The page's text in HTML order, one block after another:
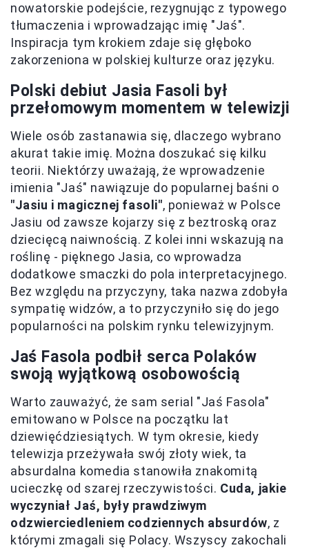
nowatorskie podejście, rezygnując z typowego
tłumaczenia i wprowadzając imię "Jaś".
Inspiracja tym krokiem zdaje się głęboko
zakorzeniona w polskiej kulturze oraz języku.
Polski debiut Jasia Fasoli był
przełomowym momentem w telewizji
Wiele osób zastanawia się, dlaczego wybrano
akurat takie imię. Można doszukać się kilku
teorii. Niektórzy uważają, że wprowadzenie
imienia "Jaś" nawiązuje do popularnej baśni o
"Jasiu i magicznej fasoli", ponieważ w Polsce
Jasiu od zawsze kojarzy się z beztroską oraz
dziecięcą naiwnością. Z kolei inni wskazują na
roślinę - pięknego Jasia, co wprowadza
dodatkowe smaczki do pola interpretacyjnego.
Bez względu na przyczyny, taka nazwa zdobyła
sympatię widzów, a to przyczyniło się do jego
popularności na polskim rynku telewizyjnym.
Jaś Fasola podbił serca Polaków
swoją wyjątkową osobowością
Warto zauważyć, że sam serial "Jaś Fasola"
emitowano w Polsce na początku lat
dziewięćdziesiątych. W tym okresie, kiedy
telewizja przeżywała swój złoty wiek, ta
absurdalna komedia stanowiła znakomitą
ucieczkę od szarej rzeczywistości. Cuda, jakie
wyczyniał Jaś, były prawdziwym
odzwierciedleniem codziennych absurdów, z
którymi zmagali się Polacy. Wszyscy zakochali